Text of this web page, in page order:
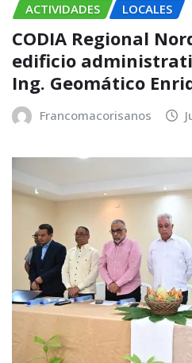
ACTIVIDADES LOCALES
CODIA Regional
edificio
Ing. Geomático
Francomacorisanos